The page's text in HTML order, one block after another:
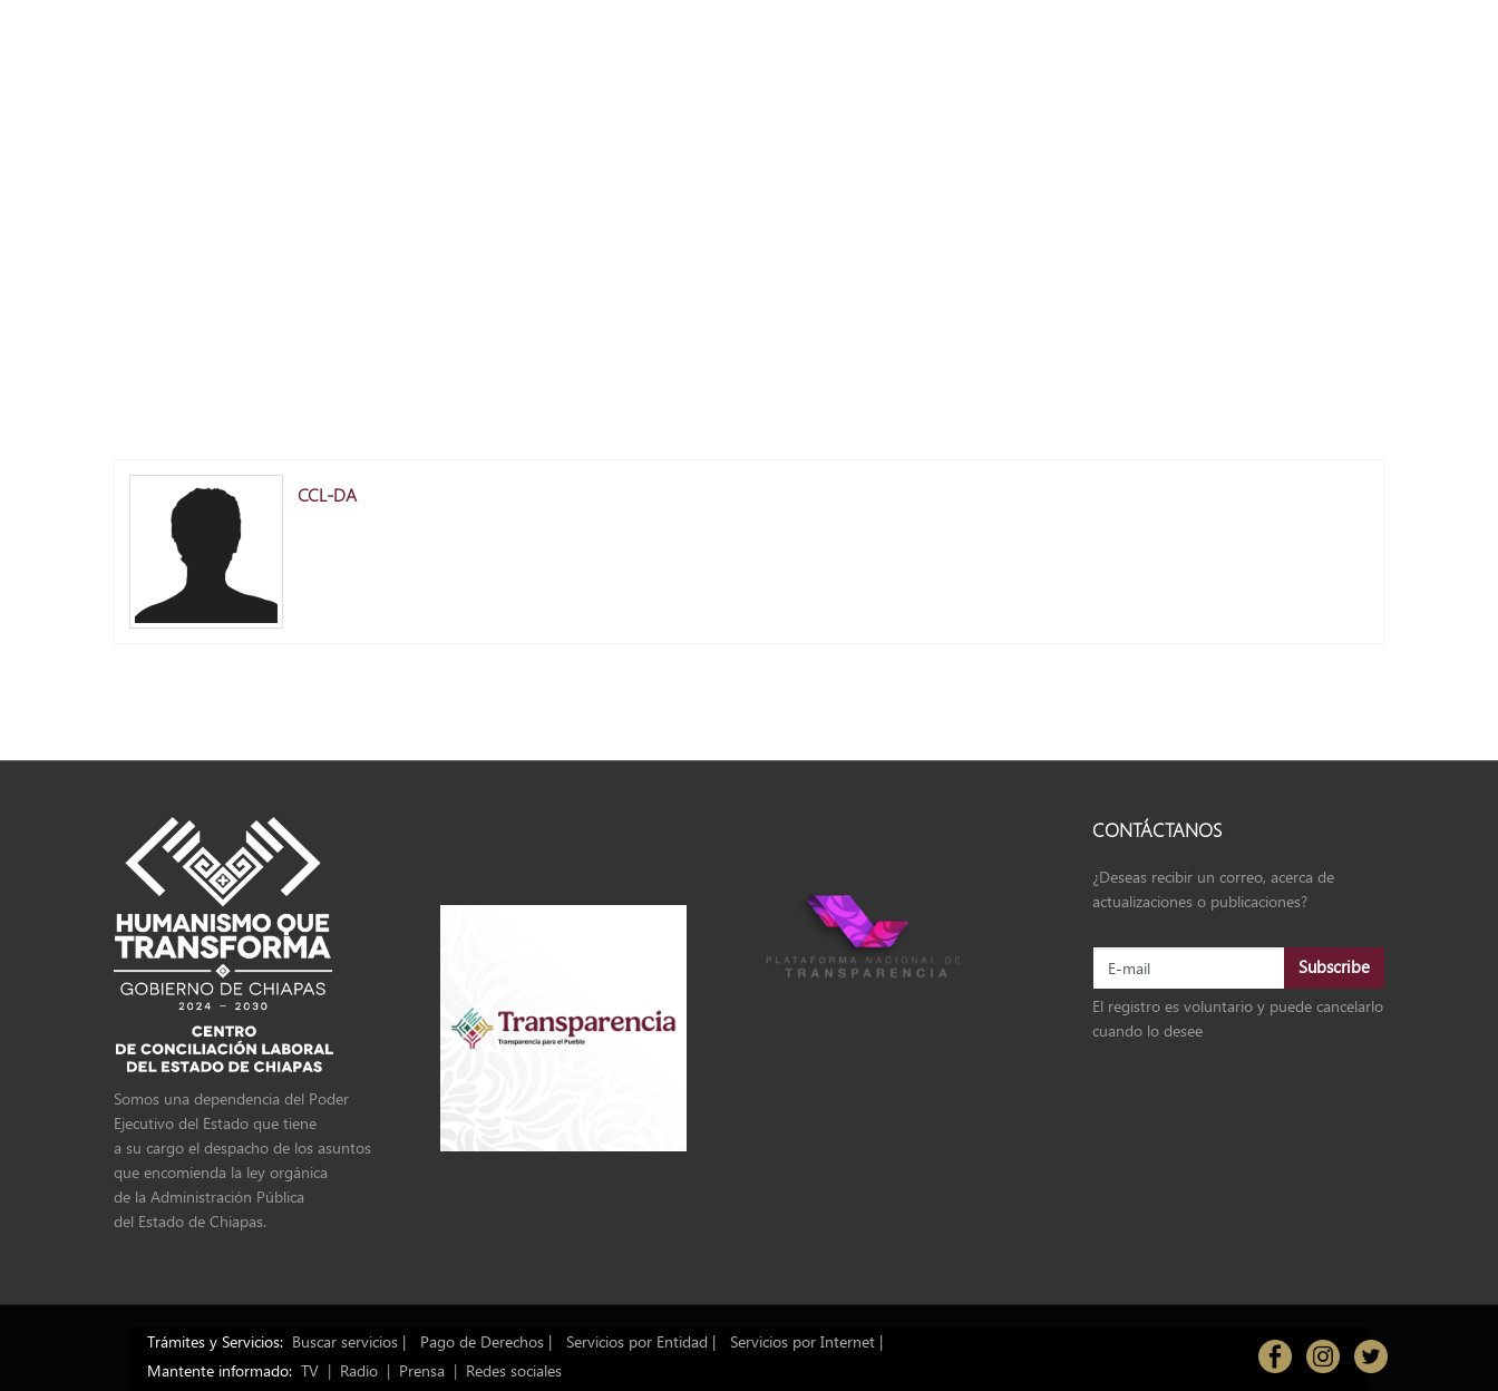
CCL-DA
Somos una dependencia del Poder
Ejecutivo del Estado que tiene
a su cargo el despacho de los asuntos
que encomienda la ley orgánica
de la Administración Pública
del Estado de Chiapas.
CONTÁCTANOS
¿Deseas recibir un correo, acerca de
actualizaciones o publicaciones?
El registro es voluntario y puede cancelarlo
cuando lo desee
Trámites y Servicios: Buscar servicios | Pago de Derechos | Servicios por Entidad |
Servicios por Internet |
Mantente informado: TV | Radio | Prensa | Redes sociales